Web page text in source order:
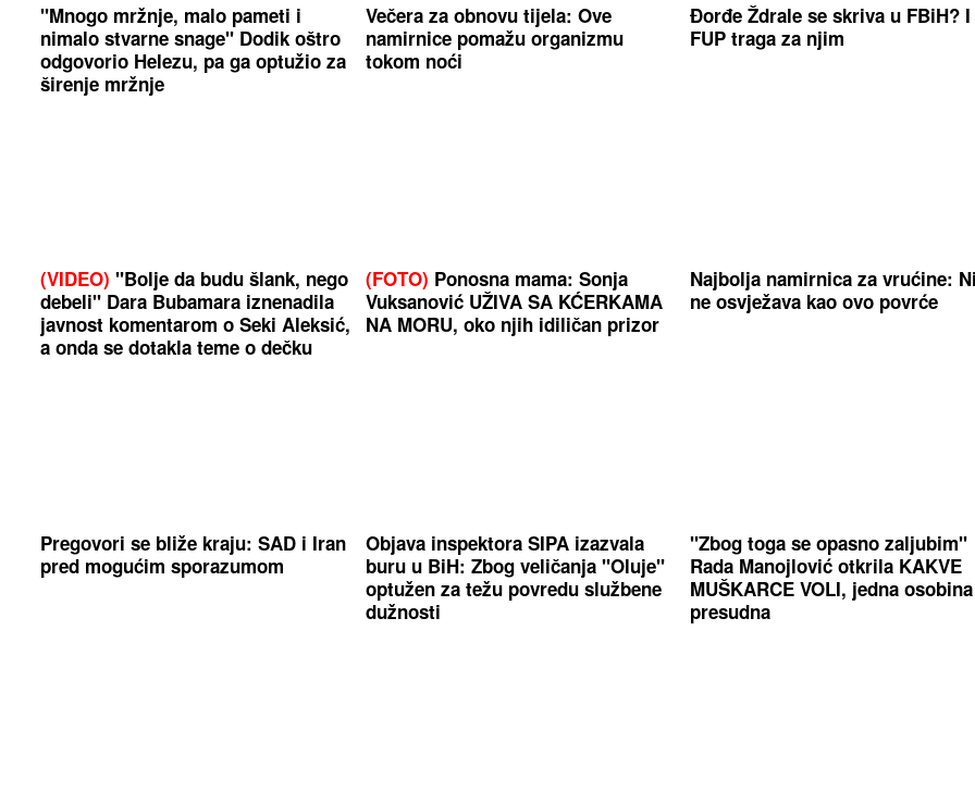
"Mnogo mržnje, malo pameti i
nimalo stvarne snage" Dodik oštro
odgovorio Helezu, pa ga optužio za
širenje mržnje
Večera za obnovu tijela: Ove
namirnice pomažu organizmu
tokom noći
Đorđe Ždrale se skriva u FBiH? I
FUP traga za njim
(VIDEO) "Bolje da budu šlank, nego
debeli" Dara Bubamara iznenadila
javnost komentarom o Seki Aleksić,
a onda se dotakla teme o dečku
(FOTO) Ponosna mama: Sonja
Vuksanović UŽIVA SA KĆERKAMA
NA MORU, oko njih idiličan prizor
Najbolja namirnica za vrućine:
ne osvježava kao ovo povrće
Pregovori se bliže kraju: SAD i Iran
pred mogućim sporazumom
Objava inspektora SIPA izazvala
buru u BiH: Zbog veličanja "Oluje"
optužen za težu povredu službene
dužnosti
"Zbog toga se opasno zaljubim"
Rada Manojlović otkrila KAKVE
MUŠKARCE VOLI, jedna
presudna